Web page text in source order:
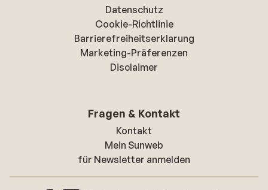
Datenschutz
Cookie-Richtlinie
Barrierefreiheitserklarung
Marketing-Präferenzen
Disclaimer
Fragen & Kontakt
Kontakt
Mein Sunweb
für Newsletter anmelden